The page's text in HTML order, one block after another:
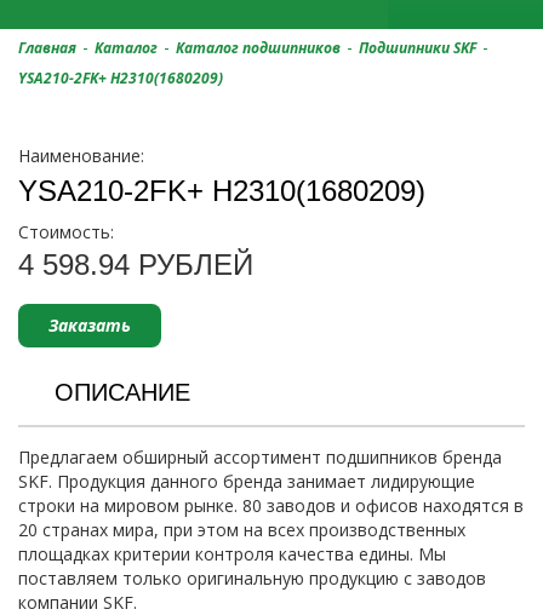
Главная - Каталог - Каталог подшипников - Подшипники SKF -
YSA210-2FK+ H2310(1680209)
Наименование:
YSA210-2FK+ H2310(1680209)
Стоимость:
4 598.94 РУБЛЕЙ
Заказать
ОПИСАНИЕ
Предлагаем обширный ассортимент подшипников бренда
SKF. Продукция данного бренда занимает лидирующие
строки на мировом рынке. 80 заводов и офисов находятся в
20 странах мира, при этом на всех производственных
площадках критерии контроля качества едины. Мы
поставляем только оригинальную продукцию с заводов
компании SKF.